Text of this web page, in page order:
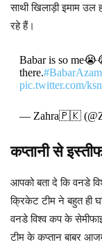
साथी खिलाड़ी इमाम
रहे हैं।
Babar is so
there.#BabarAzam
pic.twitter.com/
— Zahra🇵🇰
कप्तानी से
आपको बता दे कि वनडे
क्रिकेट टीम ने बहुत ही
वनडे विश्व कप के
टीम के कप्तान बाबर